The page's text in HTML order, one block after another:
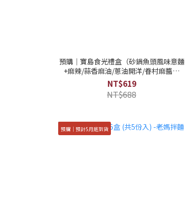
預購｜寶島食光禮盒（砂鍋魚頭風味意麵
+麻辣/蒜香麻油/蔥油開洋/眷村麻醬拌
麵）-老媽拌麵（預計9月起依訂單順序陸
續出貨）
NT$619
NT$688
預購｜預計5月底到貨